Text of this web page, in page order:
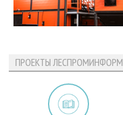
ПРОЕКТЫ ЛЕСПРОМИНФОРМ